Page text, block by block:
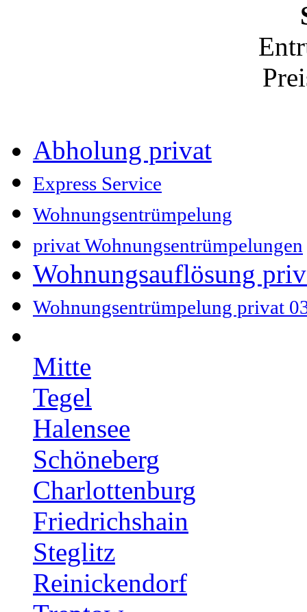
Abholung privat
Express Service
Wohnungsentrümpelung
privat Wohnungsentrümpelungen
Wohnungsauflösung
Wohnungsentrümpelung privat
Mitte
Tegel
Halensee
Schöneberg
Charlottenburg
Friedrichshain
Steglitz
Reinickendorf